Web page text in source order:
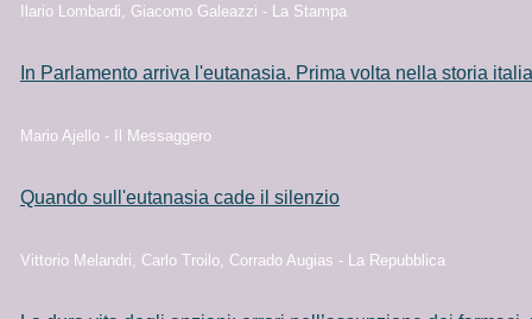
Ilario Lombardi, Giacomo Galeazzi - La Stampa
In Parlamento arriva l'eutanasia. Prima volta nella storia
Mario Ajello - Il Messaggero
Quando sull'eutanasia cade il silenzio
Vittorio Melandri, Carlo Troilo, Corrado Augias - La Repubblica